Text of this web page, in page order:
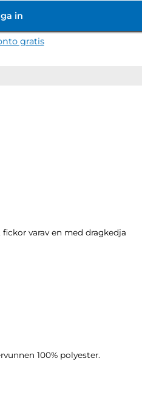
in
gratis
varav en med dragkedja
100% polyester.